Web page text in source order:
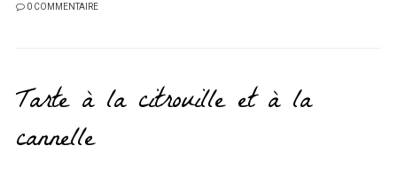
0 COMMENTAIRE
Tarte à la citrouille et à la
cannelle